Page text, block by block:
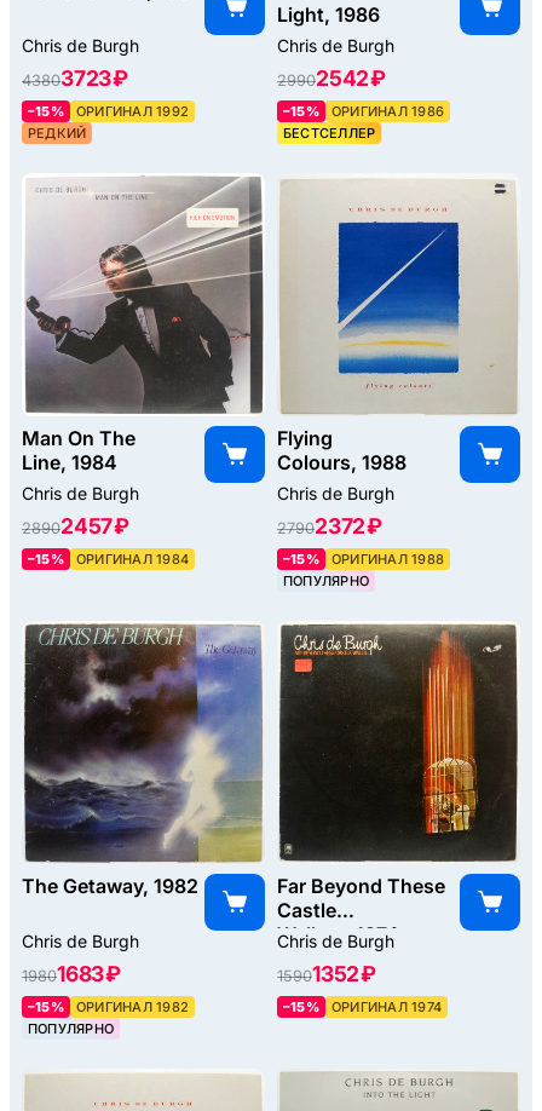
Chris de Burgh
43803723 ₽
–15%
ОРИГИНАЛ 1992
РЕДКИЙ
Light, 1986
Chris de Burgh
29902542 ₽
–15%
ОРИГИНАЛ 1986
БЕСТСЕЛЛЕР
Man On The
Line, 1984
Chris de Burgh
28902457 ₽
–15% ОРИГИНАЛ 1984
Flying
Colours, 1988
Chris de Burgh
27902372 ₽
–15%
ОРИГИНАЛ 1988
ПОПУЛЯРНО
The Getaway, 1982
Chris de Burgh
19801683 ₽
–15%
ОРИГИНАЛ 1982
ПОПУЛЯРНО
Far Beyond These
Castle
Walls..., 1974
Chris de Burgh
15901352 ₽
–15% ОРИГИНАЛ 1974